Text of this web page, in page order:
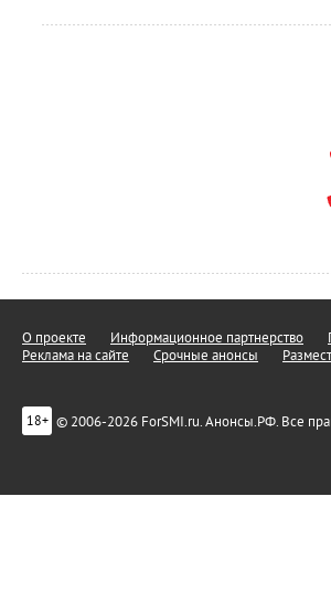
О проекте Информационное партнерство
Реклама на сайте
Срочные анонсы
18+ © 2006-2026 ForSMI.ru. Анонсы.РФ. Все